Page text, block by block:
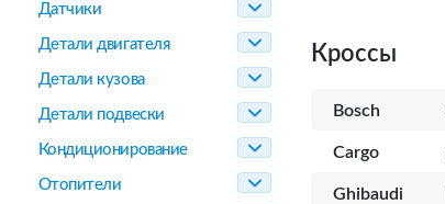
Датчики
Детали двигателя
Детали кузова
Детали подвески
Кондиционирование
Отопители
Кроссы
Bosch
Cargo
Ghibaudi